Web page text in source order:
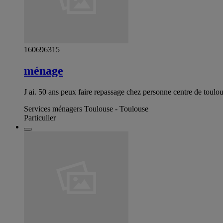
160696315
ménage
J ai. 50 ans peux faire repassage chez personne centre de
Services ménagers Toulouse - Toulouse
Particulier